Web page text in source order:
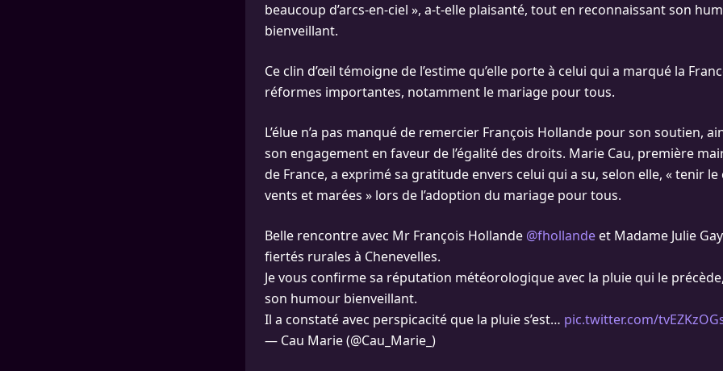
beaucoup d’arcs-en-ciel », a-t-elle plaisanté, tout en reconnaissant son
bienveillant.
Ce clin d’œil témoigne de l’estime qu’elle porte à celui qui a marqué la
réformes importantes, notamment le mariage pour tous.
L’élue n’a pas manqué de remercier François Hollande pour son soutien,
son engagement en faveur de l’égalité des droits. Marie Cau, première
de France, a exprimé sa gratitude envers celui qui a su, selon elle, « tenir
vents et marées » lors de l’adoption du mariage pour tous.
Belle rencontre avec Mr François Hollande @fhollande et Madame Julie
fiertés rurales à Chenevelles.
Je vous confirme sa réputation météorologique avec la pluie qui le
son humour bienveillant.
Il a constaté avec perspicacité que la pluie s’est… pic.twitter.com/
— Cau Marie (@Cau_Marie_)